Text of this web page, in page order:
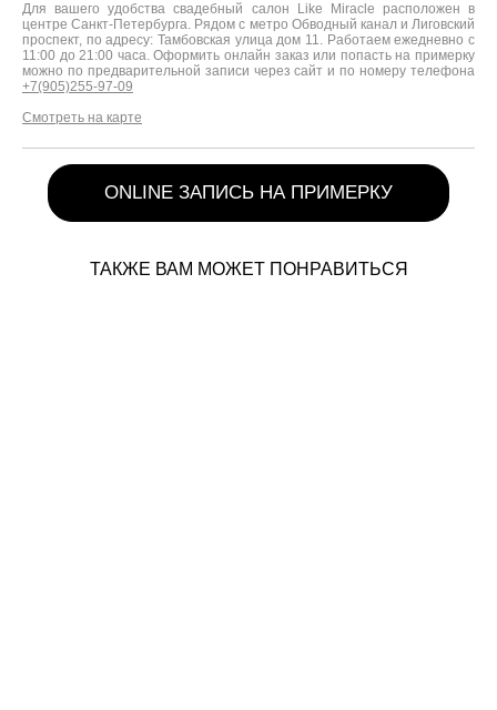
Для вашего удобства свадебный салон Like Miracle расположен в
центре Санкт-Петербурга. Рядом с метро Обводный канал и Лиговский
проспект, по адресу: Тамбовская улица дом 11. Работаем ежедневно с
11:00 до 21:00 часа. Оформить онлайн заказ или попасть на примерку
можно по предварительной записи через сайт и по номеру телефона
+7(905)255-97-09
Смотреть на карте
ONLINE ЗАПИСЬ НА ПРИМЕРКУ
ТАКЖЕ ВАМ МОЖЕТ ПОНРАВИТЬСЯ